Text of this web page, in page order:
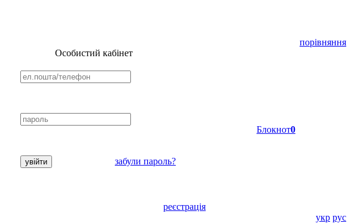
порівняння
Особистий кабінет
забули пароль?
реєстрація
Блокнот0
укр рус